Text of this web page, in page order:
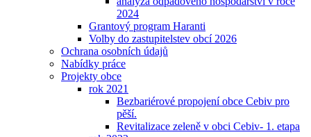
2024
Grantový program Haranti
Volby do zastupitelstev obcí 2026
Ochrana osobních údajů
Nabídky práce
Projekty obce
rok 2021
Bezbariérové propojení obce Cebiv pro
pěší.
Revitalizace zeleně v obci Cebiv- 1. etapa